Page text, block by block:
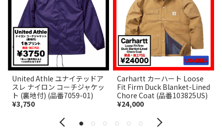
United Athle ユナイテッドア
スレ ナイロン コーチジャケッ
ト (裏地付) (品番7059-01)
¥3,750
Carhartt カーハート Loose
Fit Firm Duck Blanket-Lined
Chore Coat (品番103825US)
¥24,000